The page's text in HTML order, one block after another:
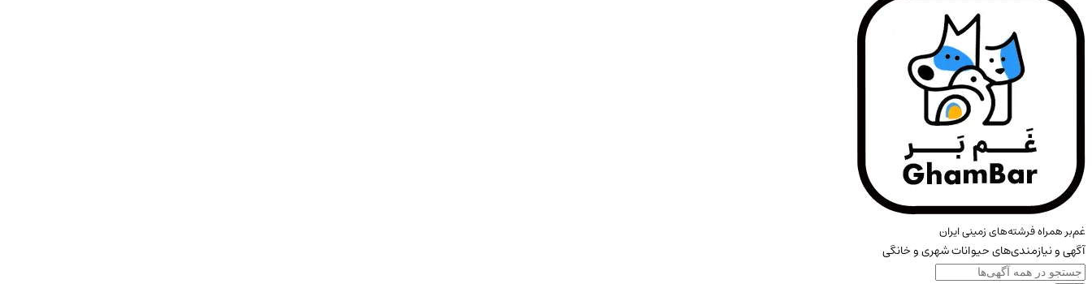
غم‌بر همراه فرشته‌های زمینی ایران
آگهی و نیازمندی‌های حیوانات شهری و خانگی